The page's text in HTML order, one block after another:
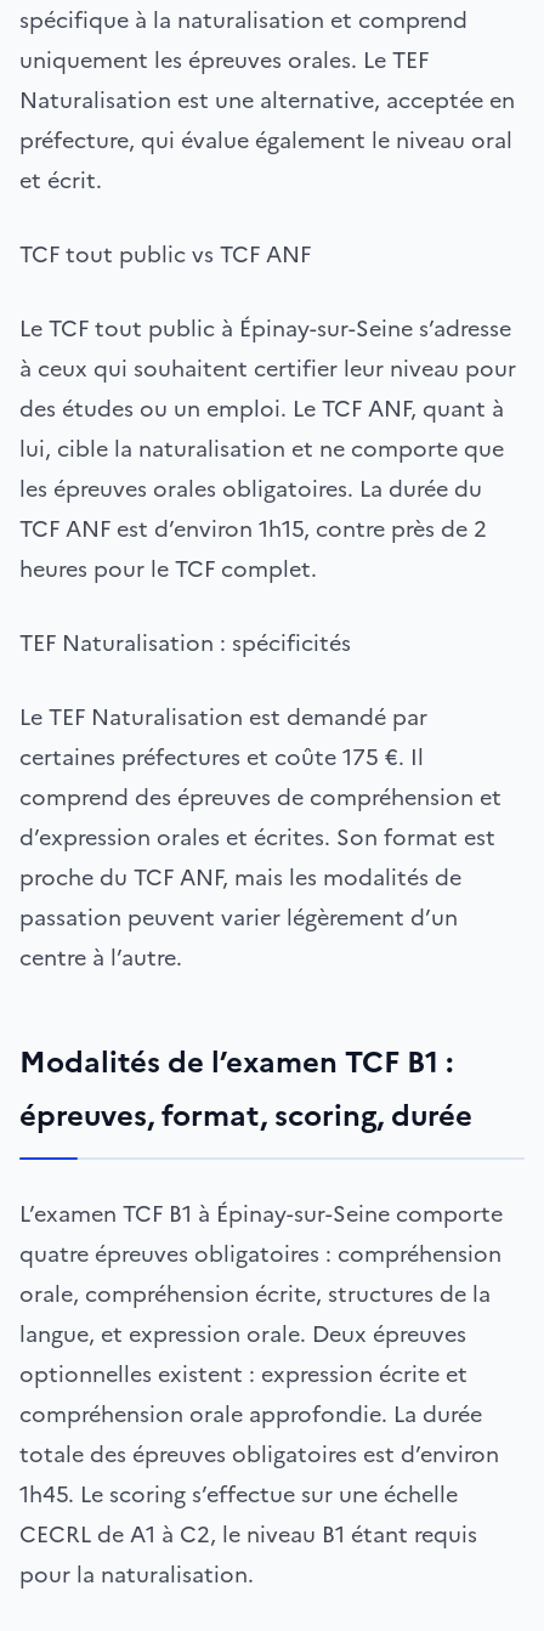
spécifique à la naturalisation et comprend
uniquement les épreuves orales. Le TEF
Naturalisation est une alternative, acceptée en
préfecture, qui évalue également le niveau oral
et écrit.
TCF tout public vs TCF ANF
Le TCF tout public à Épinay-sur-Seine s’adresse
à ceux qui souhaitent certifier leur niveau pour
des études ou un emploi. Le TCF ANF, quant à
lui, cible la naturalisation et ne comporte que
les épreuves orales obligatoires. La durée du
TCF ANF est d’environ 1h15, contre près de 2
heures pour le TCF complet.
TEF Naturalisation : spécificités
Le TEF Naturalisation est demandé par
certaines préfectures et coûte 175 €. Il
comprend des épreuves de compréhension et
d’expression orales et écrites. Son format est
proche du TCF ANF, mais les modalités de
passation peuvent varier légèrement d’un
centre à l’autre.
Modalités de l’examen TCF B1 :
épreuves, format, scoring, durée
L’examen TCF B1 à Épinay-sur-Seine comporte
quatre épreuves obligatoires : compréhension
orale, compréhension écrite, structures de la
langue, et expression orale. Deux épreuves
optionnelles existent : expression écrite et
compréhension orale approfondie. La durée
totale des épreuves obligatoires est d’environ
1h45. Le scoring s’effectue sur une échelle
CECRL de A1 à C2, le niveau B1 étant requis
pour la naturalisation.